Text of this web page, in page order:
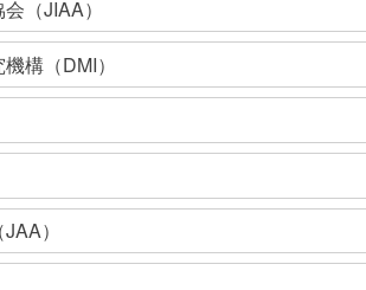
（JIAA）
構（DMI）
）